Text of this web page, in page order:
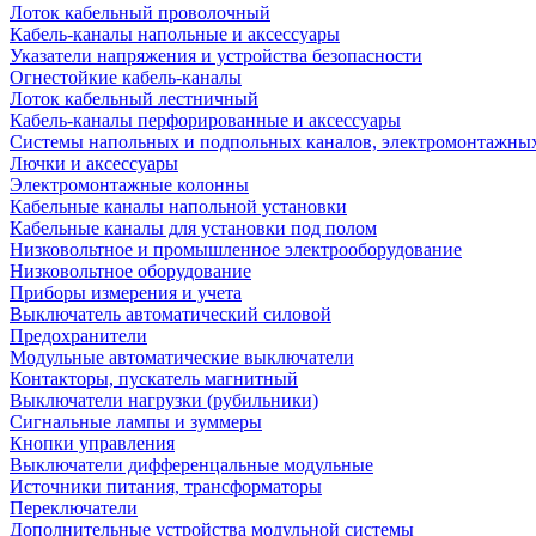
Лоток кабельный проволочный
Кабель-каналы напольные и аксессуары
Указатели напряжения и устройства безопасности
Огнестойкие кабель-каналы
Лоток кабельный лестничный
Кабель-каналы перфорированные и аксессуары
Системы напольных и подпольных каналов,
Лючки и аксессуары
Электромонтажные колонны
Кабельные каналы напольной установки
Кабельные каналы для установки под полом
Низковольтное и промышленное электрооборудование
Низковольтное оборудование
Приборы измерения и учета
Выключатель автоматический силовой
Предохранители
Модульные автоматические выключатели
Контакторы, пускатель магнитный
Выключатели нагрузки (рубильники)
Сигнальные лампы и зуммеры
Кнопки управления
Выключатели дифференцальные модульные
Источники питания, трансформаторы
Переключатели
Дополнительные устройства модульной системы